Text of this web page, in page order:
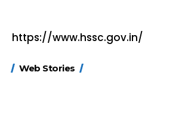
https://www.hssc.gov.in/
Web Stories
FASTag के ये नए